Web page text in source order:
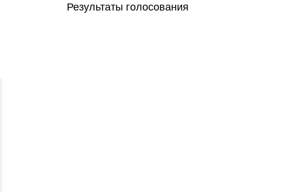
Результаты голосования